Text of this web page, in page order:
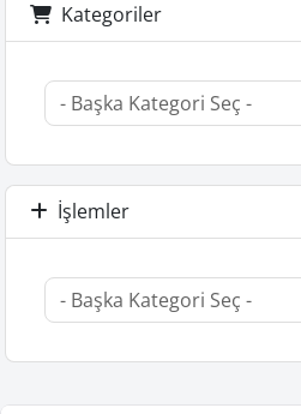
Kategoriler
İşlemler